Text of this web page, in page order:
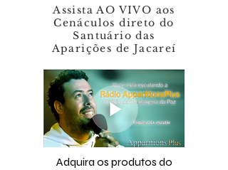
Assista AO VIVO aos
Cenáculos direto do
Santuário das
Aparições de Jacareí
Adquira os produtos do